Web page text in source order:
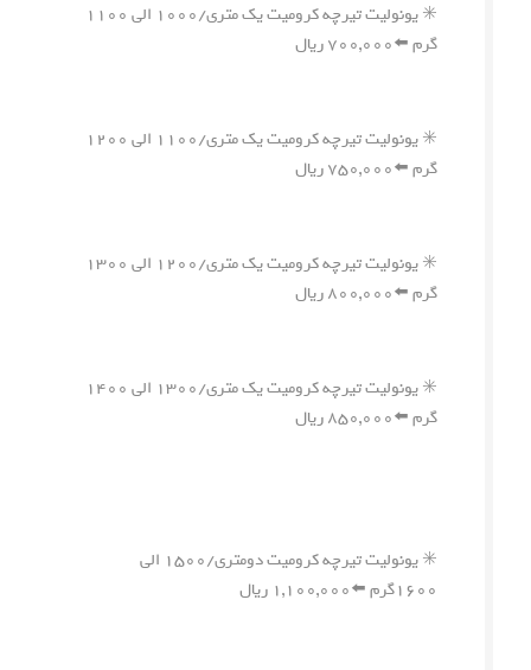
✳️ یونولیت تیرچه کرومیت یک متری/۱۰۰۰ الی ۱۱۰۰
گرم ⬅️۷۰۰,۰۰۰ ریال
✳️ یونولیت تیرچه کرومیت یک متری/۱۱۰۰ الی ۱۲۰۰
گرم ⬅️۷۵۰,۰۰۰ ریال
✳️ یونولیت تیرچه کرومیت یک متری/۱۲۰۰ الی ۱۳۰۰
گرم ⬅️۸۰۰,۰۰۰ ریال
✳️ یونولیت تیرچه کرومیت یک متری/۱۳۰۰ الی ۱۴۰۰
گرم ⬅️۸۵۰,۰۰۰ ریال
✳️ یونولیت تیرچه کرومیت دومتری/۱۵۰۰ الی
۱۶۰۰گرم ⬅️۱,۱۰۰,۰۰۰ ریال